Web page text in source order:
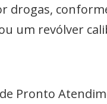
drogas,
um revólver
Pronto